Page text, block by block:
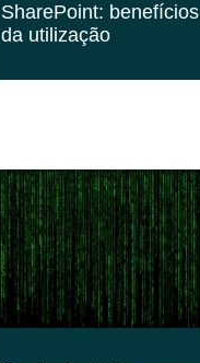
SharePoint: benefícios
da utilização